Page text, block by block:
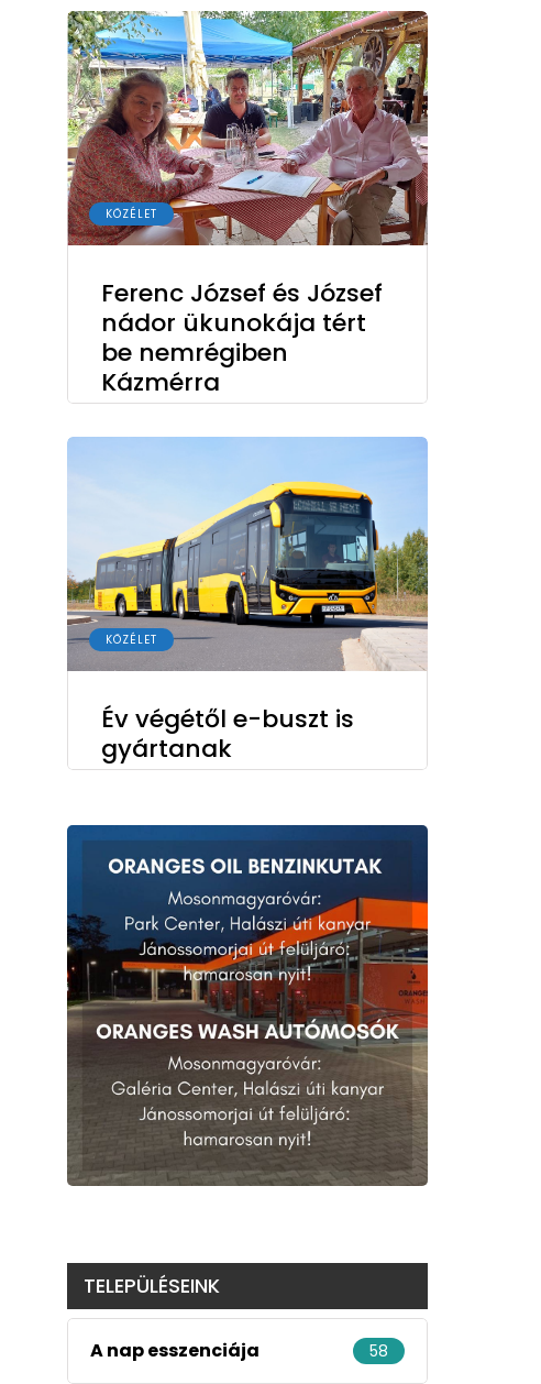
KÖZÉLET
Ferenc József és József
nádor ükunokája tért
be nemrégiben
Kázmérra
KÖZÉLET
Év végétől e-buszt is
gyártanak
TELEPÜLÉSEINK
A nap esszenciája 58